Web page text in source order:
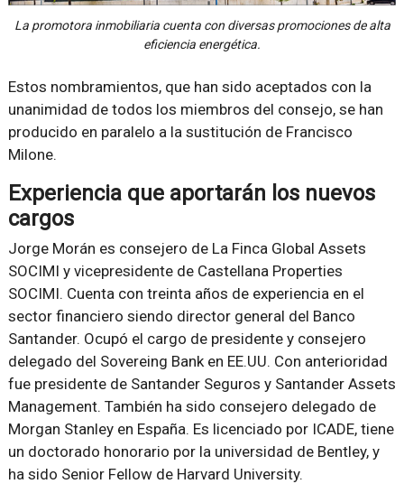
La promotora inmobiliaria cuenta con diversas promociones de alta
eficiencia energética.
Estos nombramientos, que han sido aceptados con la
unanimidad de todos los miembros del consejo, se han
producido en paralelo a la sustitución de Francisco
Milone.
Experiencia que aportarán los nuevos
cargos
Jorge Morán es consejero de La Finca Global Assets
SOCIMI y vicepresidente de Castellana Properties
SOCIMI. Cuenta con treinta años de experiencia en el
sector financiero siendo director general del Banco
Santander. Ocupó el cargo de presidente y consejero
delegado del Sovereing Bank en EE.UU. Con anterioridad
fue presidente de Santander Seguros y Santander Assets
Management. También ha sido consejero delegado de
Morgan Stanley en España. Es licenciado por ICADE, tiene
un doctorado honorario por la universidad de Bentley, y
ha sido Senior Fellow de Harvard University.